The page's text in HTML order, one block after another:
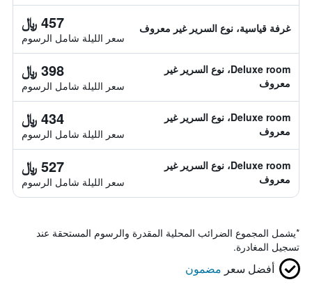
غرفة قياسية، نوع السرير غير معروف 457 ﷼
سعر الليلة شامل الرسوم
Deluxe room، نوع السرير غير
معروف
398 ﷼
سعر الليلة شامل الرسوم
Deluxe room، نوع السرير غير
معروف
434 ﷼
سعر الليلة شامل الرسوم
Deluxe room، نوع السرير غير
معروف
527 ﷼
سعر الليلة شامل الرسوم
*يشمل المجموع الضرائب المحلية المقدرة والرسوم المستحقة عند
تسجيل المغادرة.
أفضل سعر مضمون